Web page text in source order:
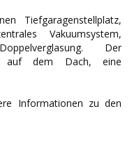
Tiefgaragenstellplatz,
Vakuumsystem,
Der
auf dem Dach, eine
Informationen zu den